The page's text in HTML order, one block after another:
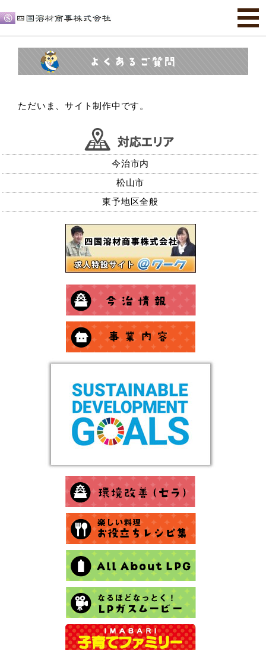
ただいま、サイト制作中です。
今治市内
松山市
東予地区全般